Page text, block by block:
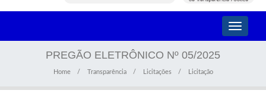
Toggle
PREGÃO ELETRÔNICO Nº 05/2025
Home Transparência Licitações Licitação